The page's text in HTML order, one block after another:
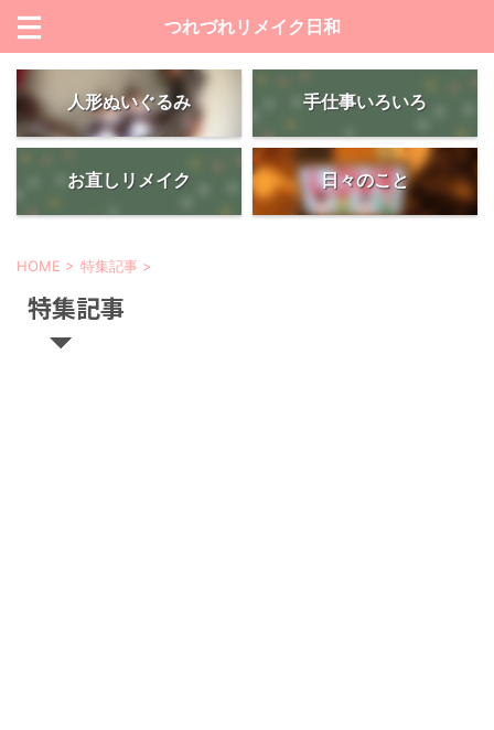
つれづれリメイク日和
人形ぬいぐるみ 手仕事いろいろ
お直しリメイク 日々のこと
HOME > 特集記事 >
特集記事